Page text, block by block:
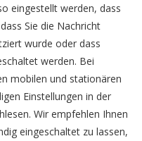
eingestellt werden, dass
Sie die Nachricht
wurde oder dass
werden. Bei
mobilen und stationären
Einstellungen in der
Wir empfehlen Ihnen
eingeschaltet zu lassen,